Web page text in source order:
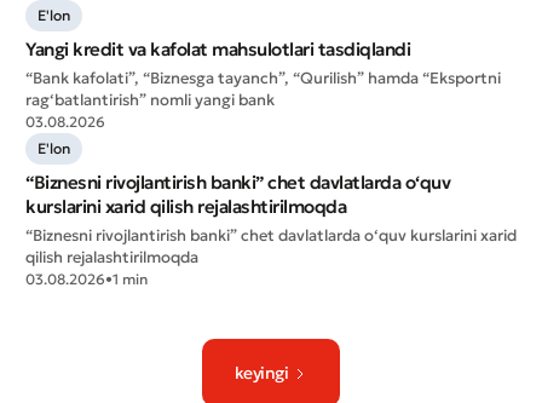
E'lon
Yangi kredit va kafolat mahsulotlari tasdiqlandi
“Bank kafolati”, “Biznesga tayanch”, “Qurilish” hamda “Eksportni
rag‘batlantirish” nomli yangi bank
03.08.2026
E'lon
“Biznesni rivojlantirish banki” chet davlatlarda o‘quv
kurslarini xarid qilish rejalashtirilmoqda
“Biznesni rivojlantirish banki” chet davlatlarda o‘quv kurslarini xarid
qilish rejalashtirilmoqda
03.08.2026•1 min
keyingi